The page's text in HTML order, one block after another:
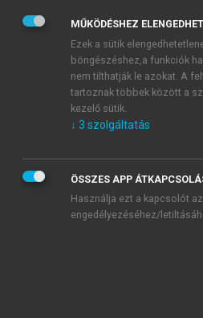
Adatkezelési tájékoztatóban
veszem és elfogadom.
Általános vásárlási
mersz.huoldalak
tudomásul veszem és
MŰKÖDÉSHEZ
Ezek a sütik
böngészéshez,a funkciók
nem tilthatják le azokat. A
tartoznak többek között a
kezelő sütik.
↓ 3 szolgáltatás
ÖSSZES APP
Használja ezt a kapcsolót
engedélyezéséhez/